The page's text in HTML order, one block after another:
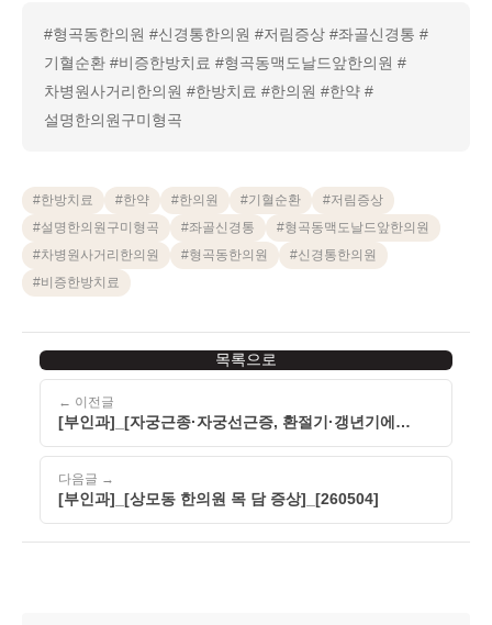
#형곡동한의원 #신경통한의원 #저림증상 #좌골신경통 #
기혈순환 #비증한방치료 #형곡동맥도날드앞한의원 #
차병원사거리한의원 #한방치료 #한의원 #한약 #
설명한의원구미형곡
#한방치료 #한약 #한의원 #기혈순환 #저림증상
#설명한의원구미형곡 #좌골신경통 #형곡동맥도날드앞한의원
#차병원사거리한의원 #형곡동한의원 #신경통한의원
#비증한방치료
← 이전글
[부인과]_[자궁근종·자궁선근증, 환절기·갱년기에
증상이 심해지는 이유]_[260504]
목록으로
다음글 →
[부인과]_[상모동 한의원 목 담 증상]_[260504]